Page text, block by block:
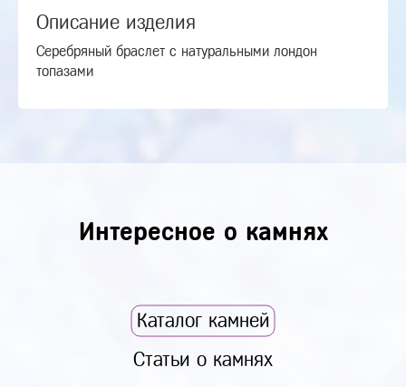
Описание изделия
Серебряный браслет с натуральными лондон
топазами
Интересное о камнях
Каталог камней
Статьи о камнях